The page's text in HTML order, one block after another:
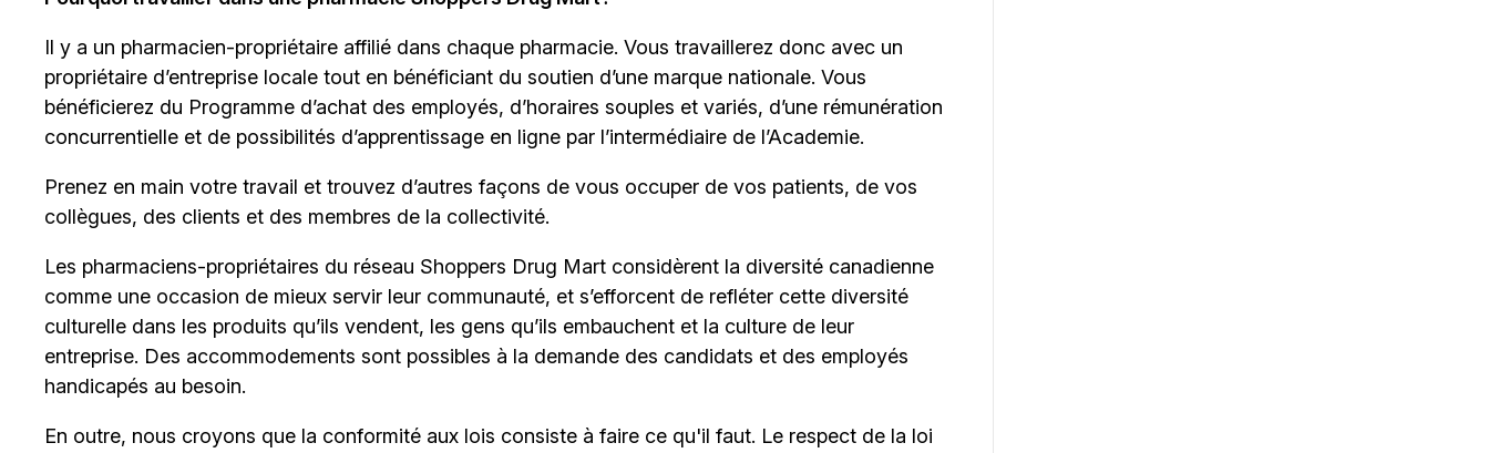
Il y a un pharmacien-propriétaire affilié dans chaque pharmacie. Vous travaillerez donc avec un
propriétaire d’entreprise locale tout en bénéficiant du soutien d’une marque nationale. Vous
bénéficierez du Programme d’achat des employés, d’horaires souples et variés, d’une rémunération
concurrentielle et de possibilités d’apprentissage en ligne par l’intermédiaire de l’Academie.
Prenez en main votre travail et trouvez d’autres façons de vous occuper de vos patients, de vos
collègues, des clients et des membres de la collectivité.
Les pharmaciens-propriétaires du réseau Shoppers Drug Mart considèrent la diversité canadienne
comme une occasion de mieux servir leur communauté, et s’efforcent de refléter cette diversité
culturelle dans les produits qu’ils vendent, les gens qu’ils embauchent et la culture de leur
entreprise. Des accommodements sont possibles à la demande des candidats et des employés
handicapés au besoin.
En outre, nous croyons que la conformité aux lois consiste à faire ce qu'il faut. Le respect de la loi